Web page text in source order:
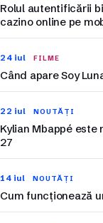
Rolul autentificării
cazino online pe
24 iul FILME
Când apare Soy
22 iul NOUTĂȚI
Kylian Mbappé este
27
14 iul NOUTĂȚI
Cum funcționează